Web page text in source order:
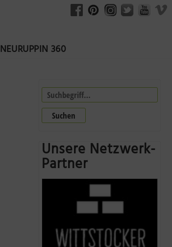
NEURUPPIN 360
Suchen
Unsere Netzwerk-
Partner